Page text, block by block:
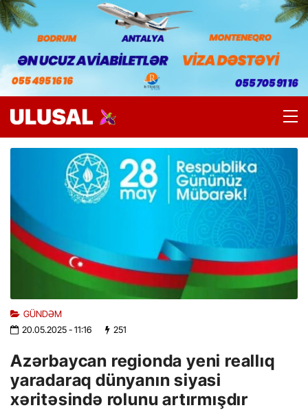
GÜNDƏM
20.05.2025- 11:16 251
Azərbaycan regionda yeni reallıq
yaradaraq dünyanın siyasi
xəritəsində rolunu artırmışdır